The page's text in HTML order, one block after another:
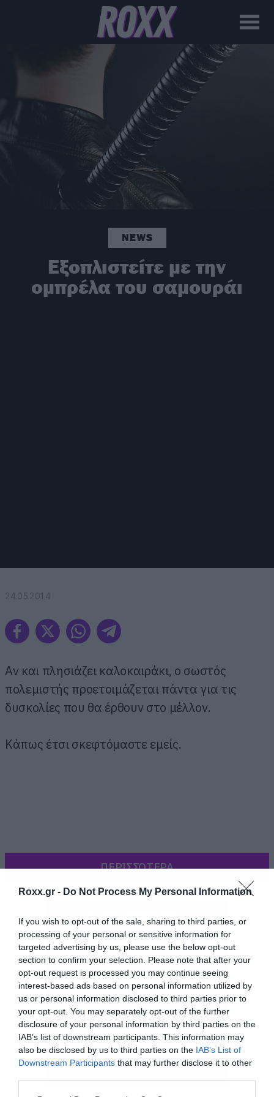
Roxx.gr - Do Not Process My Personal Information
If you wish to opt-out of the sale, sharing to third parties, or
processing of your personal or sensitive information for
targeted advertising by us, please use the below opt-out
section to confirm your selection. Please note that after your
opt-out request is processed you may continue seeing
interest-based ads based on personal information utilized by
us or personal information disclosed to third parties prior to
your opt-out. You may separately opt-out of the further
disclosure of your personal information by third parties on the
IAB’s list of downstream participants. This information may
also be disclosed by us to third parties on the IAB’s List of
Downstream Participants that may further disclose it to other
NEWS
Εξοπλιστείτε με την
ομπρέλα του σαμουράι
24.05.2014
Αν και πλησιάζει καλοκαιράκι, ο σωστός
πολεμιστής προετοιμάζεται πάντα για τις
δυσκολίες που θα έρθουν στο μέλλον.
Κάπως έτσι σκεφτόμαστε εμείς.
Αν λοιπόν και εσείς έχετε χαρακτήρα
ατρόμητου πολεμιστή, αλλά παράλληλα δεν
σας αρέσει και να βρέχεστε (όταν βρέχει)
βρισκόσαστε στο σωστό μέρος.
ΠΕΡΙΣΣΟΤΕΡΑ